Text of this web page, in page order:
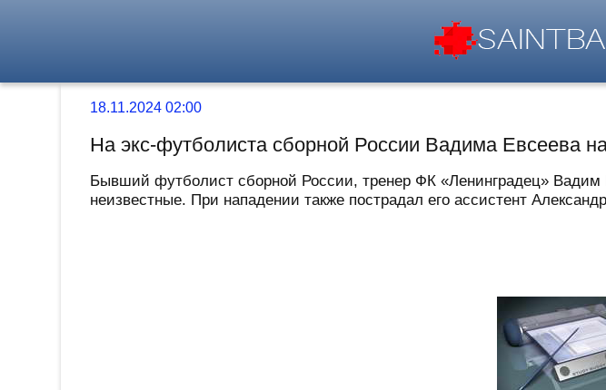
18.11.2024 02:00
На экс-футболиста сборной России Вадима Евсеева
Бывший футболист сборной России, тренер ФК «Ленинградец» Вадим
неизвестные. При нападении также пострадал его ассистент